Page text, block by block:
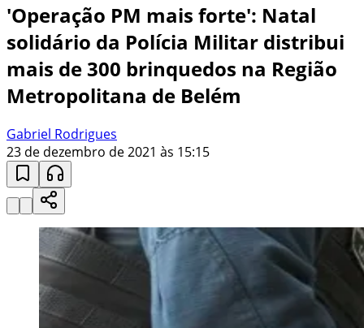
'Operação PM mais forte': Natal
solidário da Polícia Militar distribui
mais de 300 brinquedos na Região
Metropolitana de Belém
Gabriel Rodrigues
23 de dezembro de 2021 às 15:15